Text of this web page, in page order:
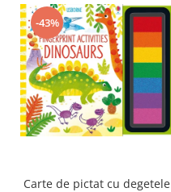
-43%
Carte de pictat cu degetele